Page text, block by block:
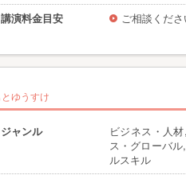
講演料金目安 ご相談くださ
ゆうすけ
ジャンル
ビジネス・人
ス・グローバ
ルスキル